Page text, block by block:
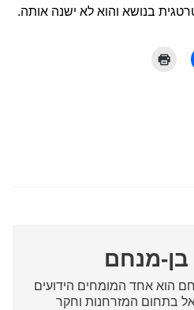
בנושא והוא לא ישנה אותה.
בן-מנחם
הוא אחד המומחים הידועים
בתחום המזרחנות וחקר